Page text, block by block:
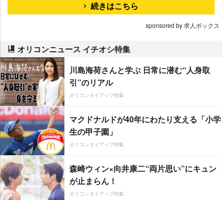
続きはこちら
sponsored by 求人ボックス
オリコンニュース イチオシ特集
川島海荷さんと学ぶ 日常に潜む“人身取
引”のリアル
オリコンタイアップ特集
マクドナルドが40年にわたり支える「小学
生の甲子園」
オリコンタイアップ特集
森崎ウィン×向井康二“両片思い”にキュン
が止まらん！
オリコンタイアップ特集